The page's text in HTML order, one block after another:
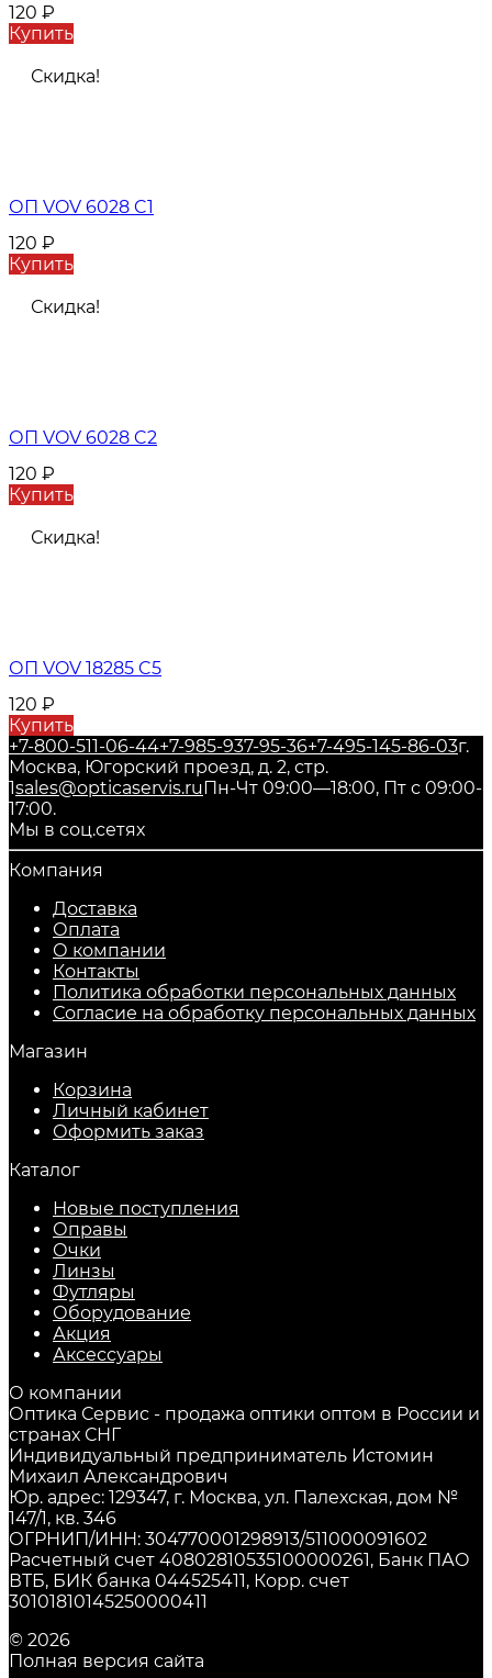
120 ₽
Купить
Скидка!
ОП VOV 6028 C1
120 ₽
Купить
Скидка!
ОП VOV 6028 C2
120 ₽
Купить
Скидка!
ОП VOV 18285 C5
120 ₽
Купить
+7-800-511-06-44+7-985-937-95-36+7-495-145-86-03г.
Москва, Югорский проезд, д. 2, стр.
1sales@opticaservis.ruПн-Чт 09:00—18:00, Пт с 09:00-
17:00.
Мы в соц.сетях
Компания
Доставка
Оплата
О компании
Контакты
Политика обработки персональных данных
Согласие на обработку персональных данных
Магазин
Корзина
Личный кабинет
Оформить заказ
Каталог
Новые поступления
Оправы
Очки
Линзы
Футляры
Оборудование
Акция
Аксессуары
О компании
Оптика Сервис - продажа оптики оптом в России и
странах СНГ
Индивидуальный предприниматель Истомин
Михаил Александрович
Юр. адрес: 129347, г. Москва, ул. Палехская, дом №
147/1, кв. 346
ОГРНИП/ИНН: 304770001298913/511000091602
Расчетный счет 40802810535100000261, Банк ПАО
ВТБ, БИК банка 044525411, Корр. счет
30101810145250000411
© 2026
Полная версия сайта